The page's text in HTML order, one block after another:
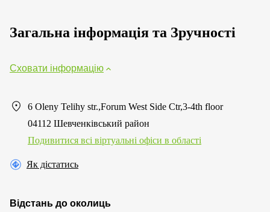
Загальна інформація та Зручності
Сховати інформацію
6 Oleny Telihy str.,Forum West Side Ctr,3-4th floor
04112 Шевченківський район
Подивитися всі віртуальні офіси в області
Як дістатись
Відстань до околиць